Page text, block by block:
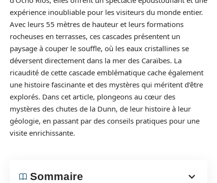
expérience inoubliable pour les visiteurs du monde entier.
Avec leurs 55 mètres de hauteur et leurs formations
rocheuses en terrasses, ces cascades présentent un
paysage à couper le souffle, où les eaux cristallines se
déversent directement dans la mer des Caraïbes. La
ricaudité de cette cascade emblématique cache également
une histoire fascinante et des mystères qui méritent d’être
explorés. Dans cet article, plongeons au cœur des
mystères des chutes de la Dunn, de leur histoire à leur
géologie, en passant par des conseils pratiques pour une
visite enrichissante.
Sommaire